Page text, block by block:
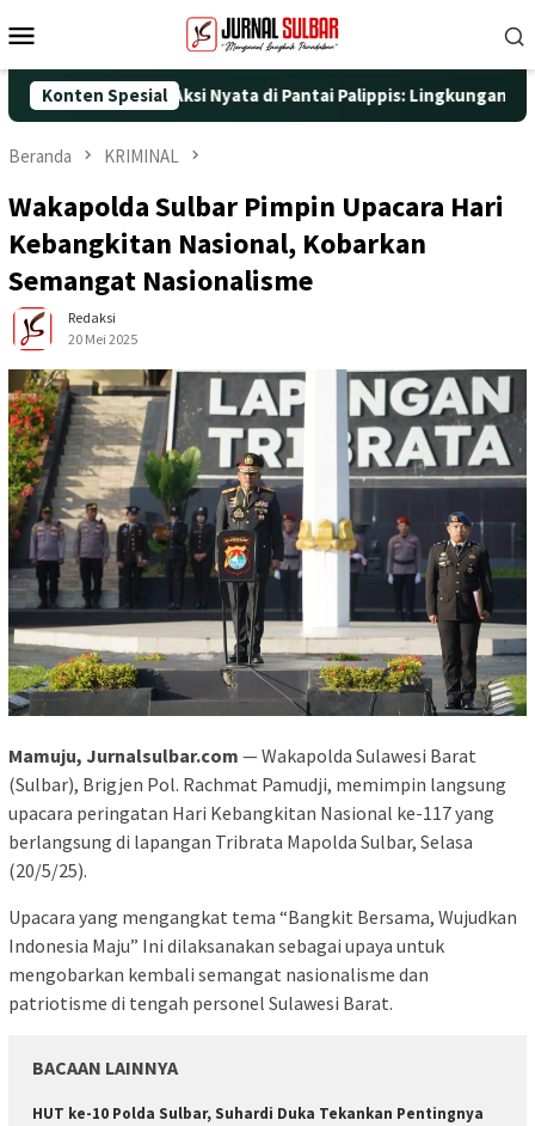
ke
Mobile
Konten Spesial
dengan Aksi Nyata di Pantai Palippis: Lingkungan dan
Beranda KRIMINAL
Wakapolda Sulbar Pimpin Upacara Hari
Kebangkitan Nasional, Kobarkan
Semangat Nasionalisme
Redaksi
20 Mei 2025
Mamuju, Jurnalsulbar.com — Wakapolda Sulawesi Barat
(Sulbar), Brigjen Pol. Rachmat Pamudji, memimpin langsung
upacara peringatan Hari Kebangkitan Nasional ke-117 yang
berlangsung di lapangan Tribrata Mapolda Sulbar, Selasa
(20/5/25).
Upacara yang mengangkat tema “Bangkit Bersama, Wujudkan
Indonesia Maju” Ini dilaksanakan sebagai upaya untuk
mengobarkan kembali semangat nasionalisme dan
patriotisme di tengah personel Sulawesi Barat.
BACAAN LAINNYA
HUT ke-10 Polda Sulbar, Suhardi Duka Tekankan Pentingnya